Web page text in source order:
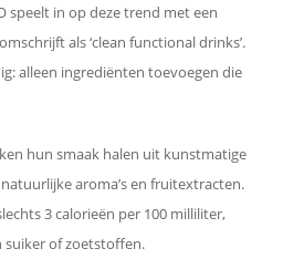
speelt in op deze trend met een
als ‘clean functional drinks’.
alleen ingrediënten toevoegen die
hun smaak halen uit kunstmatige
aroma’s en fruitextracten.
3 calorieën per 100 milliliter,
suiker of zoetstoffen.